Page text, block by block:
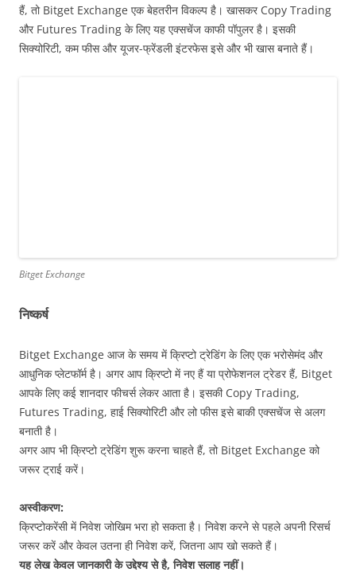
हैं, तो Bitget Exchange एक बेहतरीन विकल्प है। खासकर Copy Trading
और Futures Trading के लिए यह एक्सचेंज काफी पॉपुलर है। इसकी
सिक्योरिटी, कम फीस और यूजर-फ्रेंडली इंटरफेस इसे और भी खास बनाते हैं।
Bitget Exchange
निष्कर्ष
Bitget Exchange आज के समय में क्रिप्टो ट्रेडिंग के लिए एक भरोसेमंद और
आधुनिक प्लेटफॉर्म है। अगर आप क्रिप्टो में नए हैं या प्रोफेशनल ट्रेडर हैं, Bitget
आपके लिए कई शानदार फीचर्स लेकर आता है। इसकी Copy Trading,
Futures Trading, हाई सिक्योरिटी और लो फीस इसे बाकी एक्सचेंज से अलग
बनाती है।
अगर आप भी क्रिप्टो ट्रेडिंग शुरू करना चाहते हैं, तो Bitget Exchange को
जरूर ट्राई करें।
अस्वीकरण:
क्रिप्टोकरेंसी में निवेश जोखिम भरा हो सकता है। निवेश करने से पहले अपनी रिसर्च
जरूर करें और केवल उतना ही निवेश करें, जितना आप खो सकते हैं।
यह लेख केवल जानकारी के उद्देश्य से है, निवेश सलाह नहीं।